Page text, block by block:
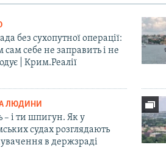
без сухопутної операції:
себе не заправить і не
| Крим.Реалії
ЛЮДИНИ
– і ти шпигун. Як у
судах розглядають
в держзраді